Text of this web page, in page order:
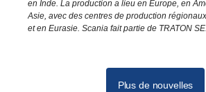
en Inde. La production a lieu en Europe, en
Asie, avec des centres de production
et en Eurasie. Scania fait partie de TRATON SE.
Plus de nouvelles